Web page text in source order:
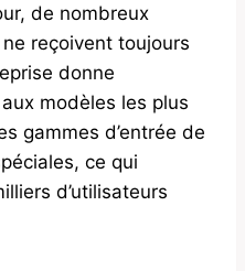
de nombreux
reçoivent toujours
donne
modèles les plus
gammes d’entrée de
ce qui
d’utilisateurs